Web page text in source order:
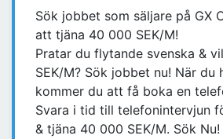
Sök jobbet som säljare på GX
att tjäna 40 000 SEK/M!
Pratar du flytande svenska &
SEK/M? Sök jobbet nu! När du
kommer du att få boka en
Svara i tid till telefonintervjun
& tjäna 40 000 SEK/M. Sök